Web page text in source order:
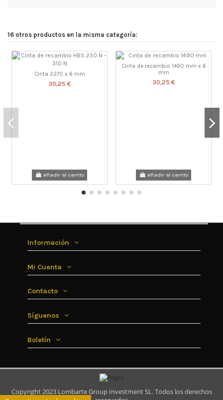
16 otros productos en la misma categoría:
Cinta 2270 x 6 mm
30,25 €
Añadir al carrito
Cinta de recambio 1490 mm x 6
mm
30,25 €
Añadir al carrito
Información
Mi Cuenta
Contacto
Síguenos
Boletín
Copyright 2023 Lombarte Group Investment SL. Todos los derechos